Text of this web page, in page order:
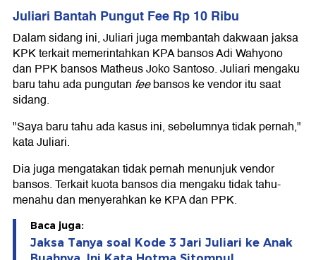
Juliari Bantah Pungut Fee Rp 10 Ribu
Dalam sidang ini, Juliari juga membantah dakwaan jaksa
KPK terkait memerintahkan KPA bansos Adi Wahyono
dan PPK bansos Matheus Joko Santoso. Juliari mengaku
baru tahu ada pungutan feebansos ke vendor itu saat
sidang.
"Saya baru tahu ada kasus ini, sebelumnya tidak pernah,"
kata Juliari.
Dia juga mengatakan tidak pernah menunjuk vendor
bansos. Terkait kuota bansos dia mengaku tidak tahu-
menahu dan menyerahkan ke KPA dan PPK.
Baca juga:
Jaksa Tanya soal Kode 3 Jari Juliari ke Anak